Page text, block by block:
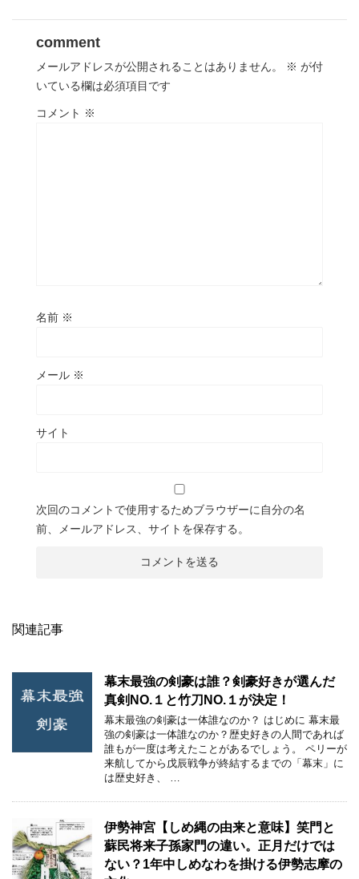
comment
メールアドレスが公開されることはありません。 ※ が付
いている欄は必須項目です
コメント ※
名前 ※
メール ※
サイト
次回のコメントで使用するためブラウザーに自分の名
前、メールアドレス、サイトを保存する。
関連記事
幕末最強の剣豪は誰？剣豪好きが選んだ
真剣NO.１と竹刀NO.１が決定！
幕末最強の剣豪は一体誰なのか？ はじめに 幕末最
強の剣豪は一体誰なのか？歴史好きの人間であれば
誰もが一度は考えたことがあるでしょう。 ペリーが
来航してから戊辰戦争が終結するまでの「幕末」に
は歴史好き、 …
伊勢神宮【しめ縄の由来と意味】笑門と
蘇民将来子孫家門の違い。正月だけでは
ない？1年中しめなわを掛ける伊勢志摩の